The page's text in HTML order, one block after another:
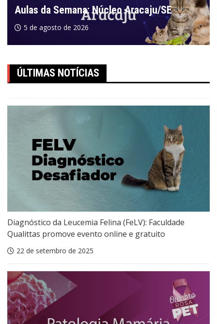
Aulas da Semana: Núcleo Aracaju/SE
5 de agosto de 2026
ÚLTIMAS NOTÍCIAS
Diagnóstico da Leucemia Felina (FeLV): Faculdade
Qualittas promove evento online e gratuito
22 de setembro de 2025